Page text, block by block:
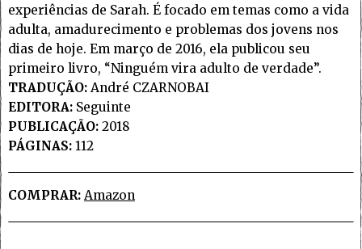
experiências de Sarah. É focado em temas como a vida
adulta, amadurecimento e problemas dos jovens nos
dias de hoje. Em março de 2016, ela publicou seu
primeiro livro, “Ninguém vira adulto de verdade”.
TRADUÇÃO: André CZARNOBAI
EDITORA: Seguinte
PUBLICAÇÃO: 2018
PÁGINAS: 112
COMPRAR: Amazon